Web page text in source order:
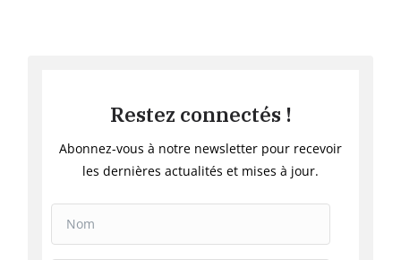
Restez connectés !
Abonnez-vous à notre newsletter pour recevoir
les dernières actualités et mises à jour.